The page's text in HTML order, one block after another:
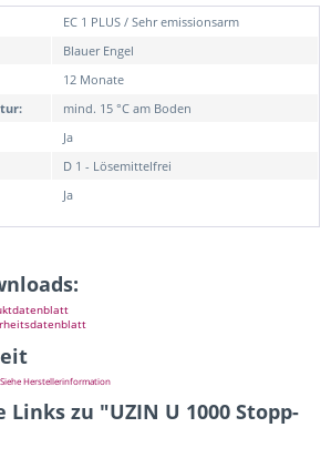
EC 1 PLUS / Sehr emissionsarm
Blauer Engel
12 Monate
mind. 15 °C am Boden
Ja
D 1 - Lösemittelfrei
Ja
Siehe Herstellerinformation
zu "UZIN U 1000 Stopp-